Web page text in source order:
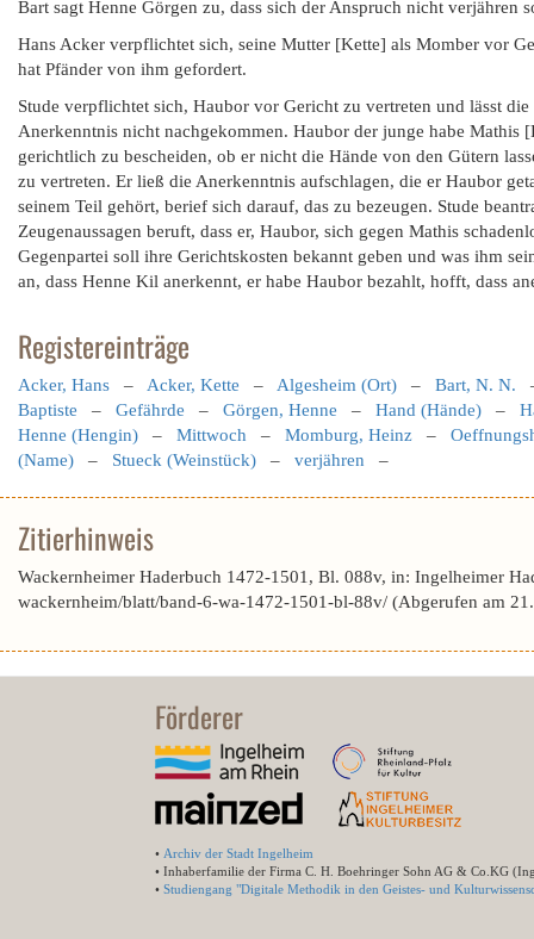
Bart sagt Henne Görgen zu, dass sich der Anspruch nicht verjähren
Hans Acker verpflichtet sich, seine Mutter [Kette] als Momber vor
hat Pfänder von ihm gefordert.
Stude verpflichtet sich, Haubor vor Gericht zu vertreten und lässt
Anerkenntnis nicht nachgekommen. Haubor der junge habe
gerichtlich zu bescheiden, ob er nicht die Hände von den Gütern
zu vertreten. Er ließ die Anerkenntnis aufschlagen, die er Haubor
seinem Teil gehört, berief sich darauf, das zu bezeugen. Stude
Zeugenaussagen beruft, dass er, Haubor, sich gegen Mathis
Gegenpartei soll ihre Gerichtskosten bekannt geben und was ihm
an, dass Henne Kil anerkennt, er habe Haubor bezahlt, hofft, dass
Registereinträge
Acker, Hans – Acker, Kette – Algesheim (Ort) – Bart, N. N.
Baptiste – Gefährde – Görgen, Henne – Hand (Hände) –
Henne (Hengin) – Mittwoch – Momburg, Heinz –
(Name) – Stueck (Weinstück) – verjähren –
Zitierhinweis
Wackernheimer Haderbuch 1472-1501, Bl. 088v, in: Ingelheimer
wackernheim/blatt/band-6-wa-1472-1501-bl-88v/ (Abgerufen am
Förderer
• Archiv der Stadt Ingelheim
• Inhaberfamilie der Firma C. H. Boehringer Sohn AG & Co.KG
• Studiengang "Digitale Methodik in den Geistes- und